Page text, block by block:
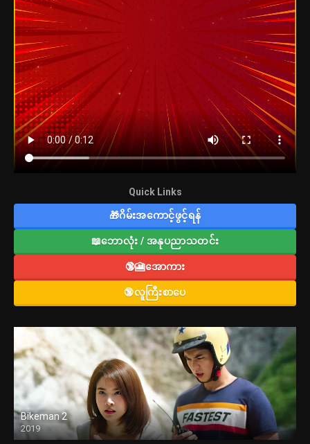
Quick Links
🎁ဂိမ်းအကောင့်ဖွင့်ရန်
📖ဘောလုံး / အနုပညာသတင်း
🔞🎦အောကား
🔞လူကြီးစာပေ
Bikeman 2
2019